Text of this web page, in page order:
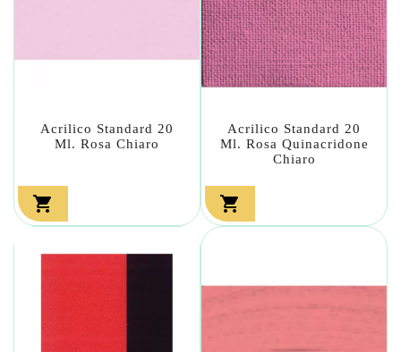
Acrilico Standard 20
Ml. Rosa Chiaro

Acrilico Standard 20
Ml. Rosa Quinacridone
Chiaro
